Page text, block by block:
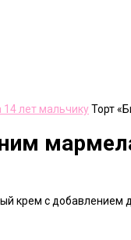
14 лет мальчикуТорт
крем с